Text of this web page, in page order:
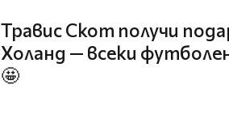
Травис Скот получи
Холанд — всеки
🤩